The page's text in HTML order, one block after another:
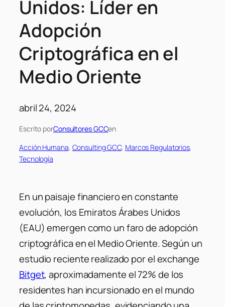
Unidos: Líder en
Adopción
Criptográfica en el
Medio Oriente
abril 24, 2024
Escrito porConsultores GCCen
Acción Humana, Consulting GCC, Marcos Regulatorios
Tecnología
En un paisaje financiero en constante
evolución, los Emiratos Árabes Unidos
(EAU) emergen como un faro de adopción
criptográfica en el Medio Oriente. Según un
estudio reciente realizado por el exchange
Bitget, aproximadamente el 72% de los
residentes han incursionado en el mundo